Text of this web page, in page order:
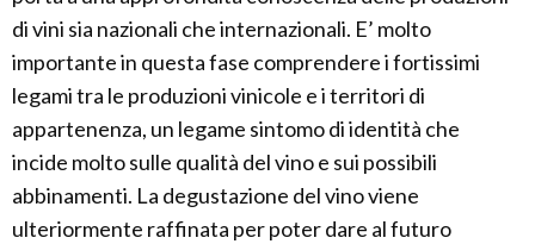
di vini sia nazionali che internazionali. E’ molto
importante in questa fase comprendere i fortissimi
legami tra le produzioni vinicole e i territori di
appartenenza, un legame sintomo di identità che
incide molto sulle qualità del vino e sui possibili
abbinamenti. La degustazione del vino viene
ulteriormente raffinata per poter dare al futuro